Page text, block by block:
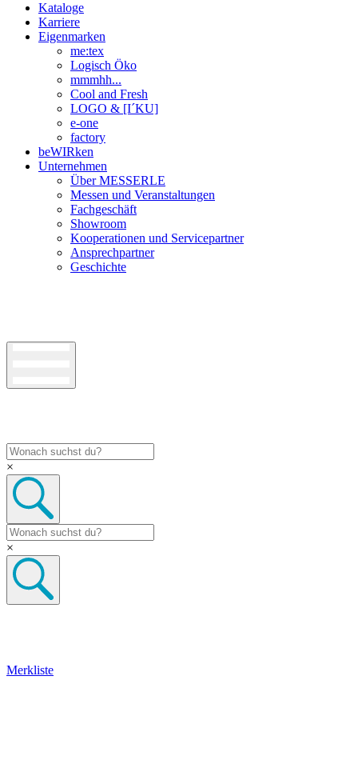
Kataloge
Karriere
Eigenmarken
me:tex
Logisch Öko
mmmhh...
Cool and Fresh
LOGO & [I´KU]
e-one
factory
beWIRken
Unternehmen
Über MESSERLE
Messen und Veranstaltungen
Fachgeschäft
Showroom
Kooperationen und Servicepartner
Ansprechpartner
Geschichte
×
×
Merkliste